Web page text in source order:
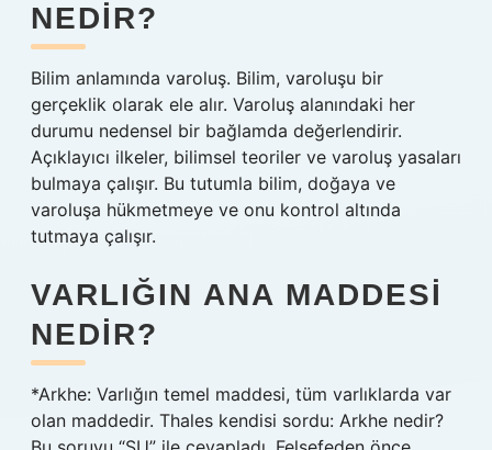
NEDIR?
Bilim anlamında varoluş. Bilim, varoluşu bir
gerçeklik olarak ele alır. Varoluş alanındaki her
durumu nedensel bir bağlamda değerlendirir.
Açıklayıcı ilkeler, bilimsel teoriler ve varoluş yasaları
bulmaya çalışır. Bu tutumla bilim, doğaya ve
varoluşa hükmetmeye ve onu kontrol altında
tutmaya çalışır.
VARLIĞIN ANA MADDESI
NEDIR?
*Arkhe: Varlığın temel maddesi, tüm varlıklarda var
olan maddedir. Thales kendisi sordu: Arkhe nedir?